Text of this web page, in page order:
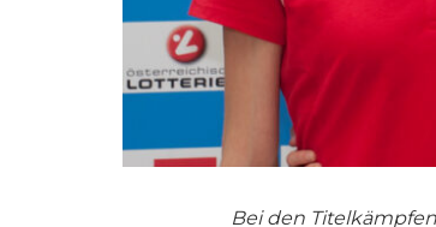
Bei den